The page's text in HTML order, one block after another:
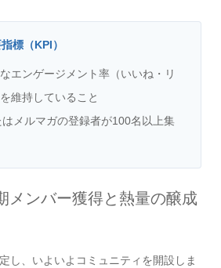
標（KPI）
エンゲージメント率（いいね・リ
維持していること
メルマガの登録者が100名以上集
メンバー獲得と熱量の醸成
し、いよいよコミュニティを開設しま